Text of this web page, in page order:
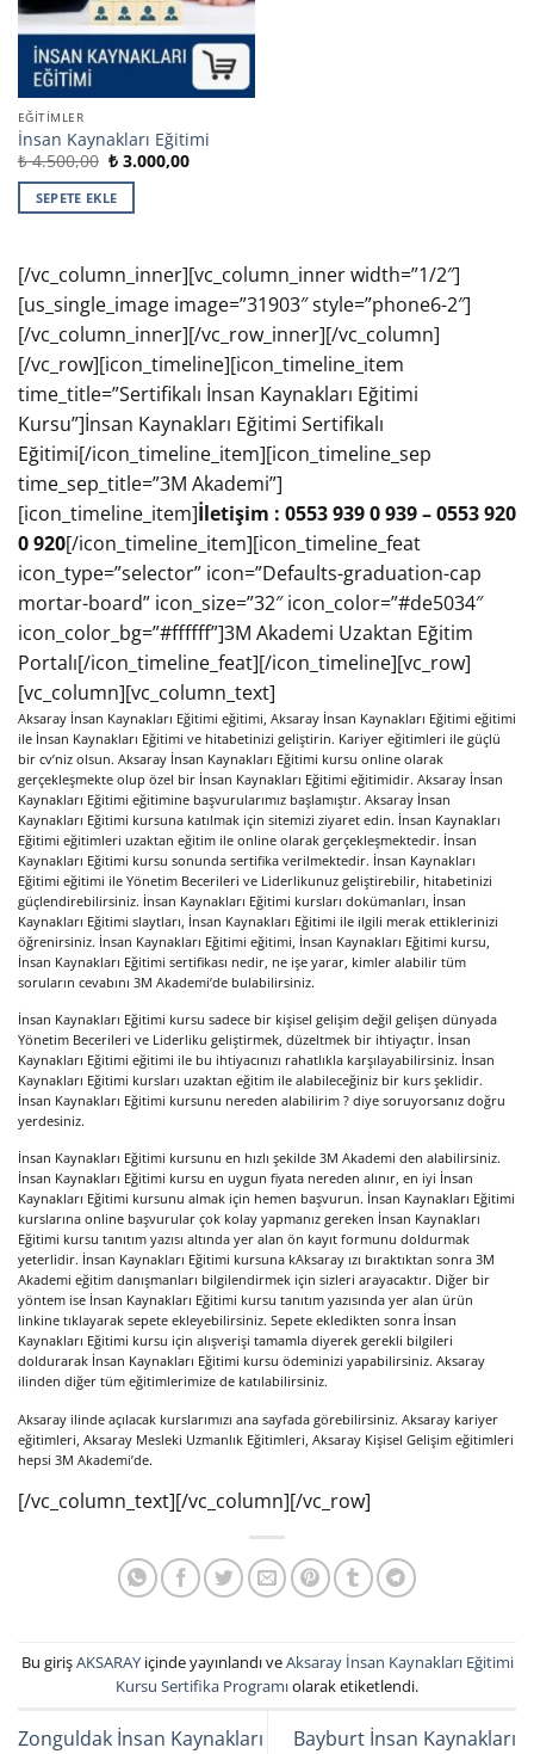
EĞITIMLER
İnsan Kaynakları Eğitimi
₺4.500,00 Orijinal
fiyat:
₺ 4.500,00.
₺3.000,00Şu
andaki
SEPETE EKLE
[/vc_column_inner][vc_column_inner width=”1/2″]
[us_single_image image=”31903″ style=”phone6-2″]
[/vc_column_inner][/vc_row_inner][/vc_column]
[/vc_row][icon_timeline][icon_timeline_item
time_title=”Sertifikalı İnsan Kaynakları Eğitimi
Kursu”]İnsan Kaynakları Eğitimi Sertifikalı
Eğitimi[/icon_timeline_item][icon_timeline_sep
time_sep_title=”3M Akademi”]
[icon_timeline_item]İletişim : 0553 939 0 939 – 0553 920
0 920[/icon_timeline_item][icon_timeline_feat
icon_type=”selector” icon=”Defaults-graduation-cap
mortar-board” icon_size=”32″ icon_color=”#de5034″
icon_color_bg=”#ffffff”]3M Akademi Uzaktan Eğitim
Portalı[/icon_timeline_feat][/icon_timeline][vc_row]
[vc_column][vc_column_text]
Aksaray İnsan Kaynakları Eğitimi eğitimi, Aksaray İnsan Kaynakları Eğitimi eğitimi
ile İnsan Kaynakları Eğitimi ve hitabetinizi geliştirin. Kariyer eğitimleri ile güçlü
bir cv’niz olsun. Aksaray İnsan Kaynakları Eğitimi kursu online olarak
gerçekleşmekte olup özel bir İnsan Kaynakları Eğitimi eğitimidir. Aksaray İnsan
Kaynakları Eğitimi eğitimine başvurularımız başlamıştır. Aksaray İnsan
Kaynakları Eğitimi kursuna katılmak için sitemizi ziyaret edin. İnsan Kaynakları
Eğitimi eğitimleri uzaktan eğitim ile online olarak gerçekleşmektedir. İnsan
Kaynakları Eğitimi kursu sonunda sertifika verilmektedir. İnsan Kaynakları
Eğitimi eğitimi ile Yönetim Becerileri ve Liderlikunuz geliştirebilir, hitabetinizi
güçlendirebilirsiniz. İnsan Kaynakları Eğitimi kursları dokümanları, İnsan
Kaynakları Eğitimi slaytları, İnsan Kaynakları Eğitimi ile ilgili merak ettiklerinizi
öğrenirsiniz. İnsan Kaynakları Eğitimi eğitimi, İnsan Kaynakları Eğitimi kursu,
İnsan Kaynakları Eğitimi sertifikası nedir, ne işe yarar, kimler alabilir tüm
soruların cevabını 3M Akademi’de bulabilirsiniz.
İnsan Kaynakları Eğitimi kursu sadece bir kişisel gelişim değil gelişen dünyada
Yönetim Becerileri ve Liderliku geliştirmek, düzeltmek bir ihtiyaçtır. İnsan
Kaynakları Eğitimi eğitimi ile bu ihtiyacınızı rahatlıkla karşılayabilirsiniz. İnsan
Kaynakları Eğitimi kursları uzaktan eğitim ile alabileceğiniz bir kurs şeklidir.
İnsan Kaynakları Eğitimi kursunu nereden alabilirim ? diye soruyorsanız doğru
yerdesiniz.
İnsan Kaynakları Eğitimi kursunu en hızlı şekilde 3M Akademi den alabilirsiniz.
İnsan Kaynakları Eğitimi kursu en uygun fiyata nereden alınır, en iyi İnsan
Kaynakları Eğitimi kursunu almak için hemen başvurun. İnsan Kaynakları Eğitimi
kurslarına online başvurular çok kolay yapmanız gereken İnsan Kaynakları
Eğitimi kursu tanıtım yazısı altında yer alan ön kayıt formunu doldurmak
yeterlidir. İnsan Kaynakları Eğitimi kursuna kAksaray ızı bıraktıktan sonra 3M
Akademi eğitim danışmanları bilgilendirmek için sizleri arayacaktır. Diğer bir
yöntem ise İnsan Kaynakları Eğitimi kursu tanıtım yazısında yer alan ürün
linkine tıklayarak sepete ekleyebilirsiniz. Sepete ekledikten sonra İnsan
Kaynakları Eğitimi kursu için alışverişi tamamla diyerek gerekli bilgileri
doldurarak İnsan Kaynakları Eğitimi kursu ödeminizi yapabilirsiniz. Aksaray
ilinden diğer tüm eğitimlerimize de katılabilirsiniz.
Aksaray ilinde açılacak kurslarımızı ana sayfada görebilirsiniz. Aksaray kariyer
eğitimleri, Aksaray Mesleki Uzmanlık Eğitimleri, Aksaray Kişisel Gelişim eğitimleri
hepsi 3M Akademi’de.
[/vc_column_text][/vc_column][/vc_row]
Bu girişAKSARAYiçinde yayınlandı veAksaray İnsan Kaynakları Eğitimi
Kursu Sertifika Programıolarak etiketlendi.
Zonguldak İnsan Kaynakları
Bayburt İnsan Kaynakları